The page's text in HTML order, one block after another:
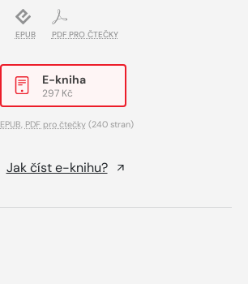
EPUB PDF PRO ČTEČKY
E-kniha
297 Kč
EPUB, PDF pro čtečky(240 stran)
Jak číst e-knihu?